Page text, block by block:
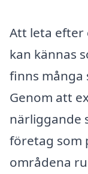
Att leta efter
kan kännas
finns många
Genom att
närliggande
företag som
områdena